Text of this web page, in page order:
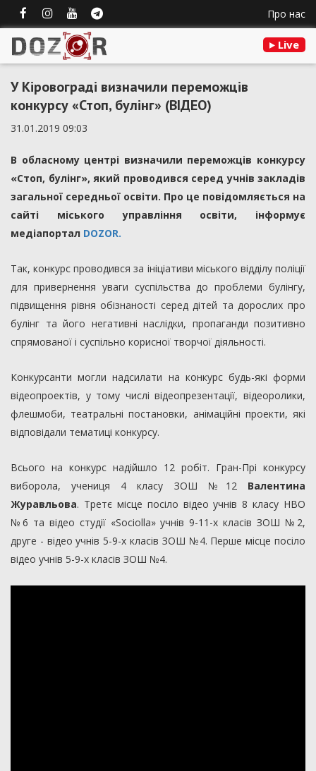
Про нас
Live
У Кіровограді визначили переможців
конкурсу «Стоп, булінг» (ВІДЕО)
31.01.2019 09:03
В обласному центрі визначили переможців конкурсу
«Стоп, булінг», який проводився серед учнів закладів
загальної середньої освіти. Про це повідомляється на
сайті міського управління освіти, інформує
медіапортал DOZOR.
Так, конкурс проводився за ініціативи міського відділу поліції
для привернення уваги суспільства до проблеми булінгу,
підвищення рівня обізнаності серед дітей та дорослих про
булінг та його негативні наслідки, пропаганди позитивно
спрямованої і суспільно корисної творчої діяльності.
Конкурсанти могли надсилати на конкурс будь-які форми
відеопроектів, у тому числі відеопрезентації, відеоролики,
флешмоби, театральні постановки, анімаційні проекти, які
відповідали тематиці конкурсу.
Всього на конкурс надійшло 12 робіт. Гран-Прі конкурсу
виборола, учениця 4 класу ЗОШ №12 Валентина
Журавльова. Третє місце посіло відео учнів 8 класу НВО
№6 та відео студії «Sociolla» учнів 9-11-х класів ЗОШ №2,
друге - відео учнів 5-9-х класів ЗОШ №4. Перше місце посіло
відео учнів 5-9-х класів ЗОШ №4.